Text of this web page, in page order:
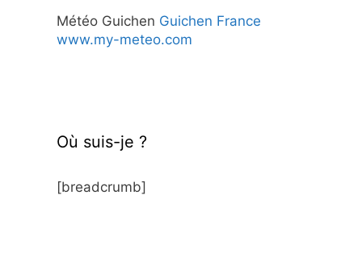
Météo Guichen Guichen France
www.my-meteo.com
Où suis-je ?
[breadcrumb]